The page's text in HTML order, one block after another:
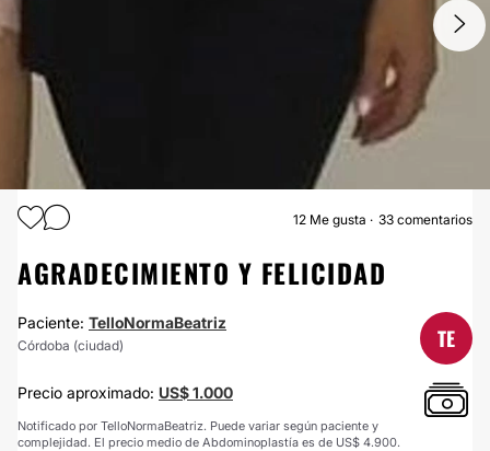
ABDOMINOPLASTÍA
12 Me gusta 33 comentarios
AGRADECIMIENTO Y FELICIDAD
Paciente: TelloNormaBeatriz
Córdoba (ciudad) TE
Precio aproximado: US$ 1.000
Notificado por TelloNormaBeatriz. Puede variar según paciente y
complejidad. El precio medio de Abdominoplastía es de US$ 4.900.